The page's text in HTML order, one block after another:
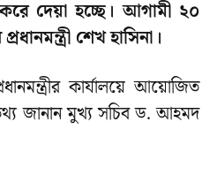
দেয়া হচ্ছে। আগামী ২০
শেখ হাসিনা।
কার্যালয়ে আয়োজিত
জানান মুখ্য সচিব ড. আহমদ